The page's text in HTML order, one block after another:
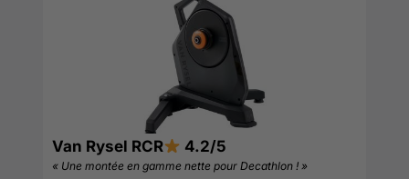
Van Rysel RCR 4.2/5
« Une montée en gamme nette pour Decathlon ! »